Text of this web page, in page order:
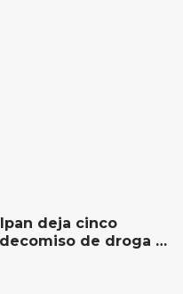
deja cinco
de droga y